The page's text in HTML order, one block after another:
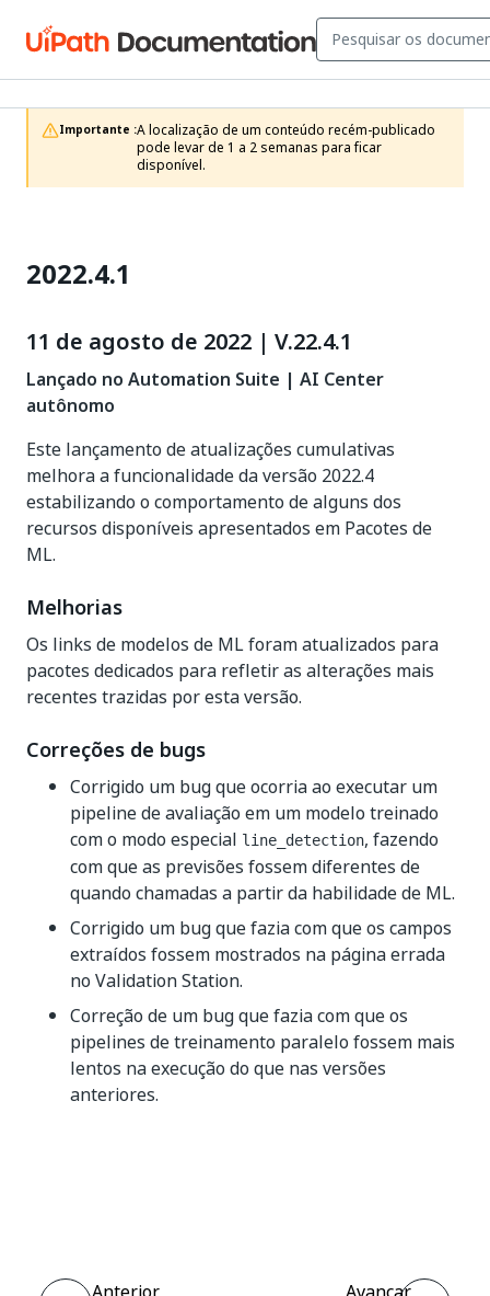
Importante :A localização de um conteúdo recém-publicado
pode levar de 1 a 2 semanas para ficar
disponível.
2022.4.1
11 de agosto de 2022 | V.22.4.1
Lançado no Automation Suite | AI Center
autônomo
Este lançamento de atualizações cumulativas
melhora a funcionalidade da versão 2022.4
estabilizando o comportamento de alguns dos
recursos disponíveis apresentados em Pacotes de
ML.
Melhorias
Os links de modelos de ML foram atualizados para
pacotes dedicados para refletir as alterações mais
recentes trazidas por esta versão.
Correções de bugs
Corrigido um bug que ocorria ao executar um
pipeline de avaliação em um modelo treinado
com o modo especial line_detection, fazendo
com que as previsões fossem diferentes de
quando chamadas a partir da habilidade de ML.
Corrigido um bug que fazia com que os campos
extraídos fossem mostrados na página errada
no Validation Station.
Correção de um bug que fazia com que os
pipelines de treinamento paralelo fossem mais
lentos na execução do que nas versões
anteriores.